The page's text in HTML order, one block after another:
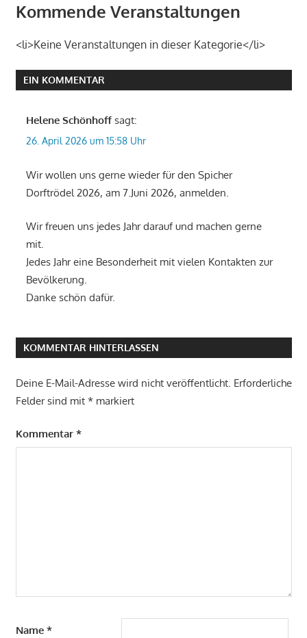
Kommende Veranstaltungen
<li>Keine Veranstaltungen in dieser Kategorie</li>
EIN KOMMENTAR
Helene Schönhoff sagt:
26. April 2026 um 15:58 Uhr
Wir wollen uns gerne wieder für den Spicher
Dorftrödel 2026, am 7.Juni 2026, anmelden.
Wir freuen uns jedes Jahr darauf und machen gerne
mit.
Jedes Jahr eine Besonderheit mit vielen Kontakten zur
Bevölkerung.
Danke schön dafür.
KOMMENTAR HINTERLASSEN
Deine E-Mail-Adresse wird nicht veröffentlicht. Erforderliche
Felder sind mit *markiert
Kommentar *
Name *